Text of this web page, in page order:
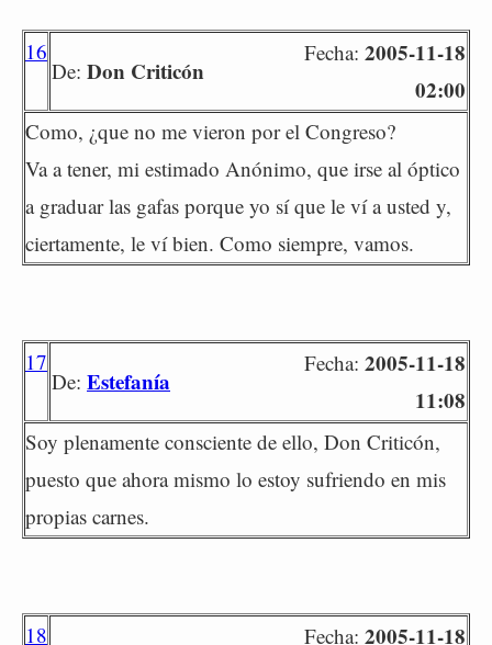
16
De: Don Criticón
Fecha: 2005-11-18
02:00
Como, ¿que no me vieron por el Congreso?
Va a tener, mi estimado Anónimo, que irse al óptico
a graduar las gafas porque yo sí que le ví a usted y,
ciertamente, le ví bien. Como siempre, vamos.
17
De: Estefanía
Fecha: 2005-11-18
11:08
Soy plenamente consciente de ello, Don Criticón,
puesto que ahora mismo lo estoy sufriendo en mis
propias carnes.
18 Fecha: 2005-11-18